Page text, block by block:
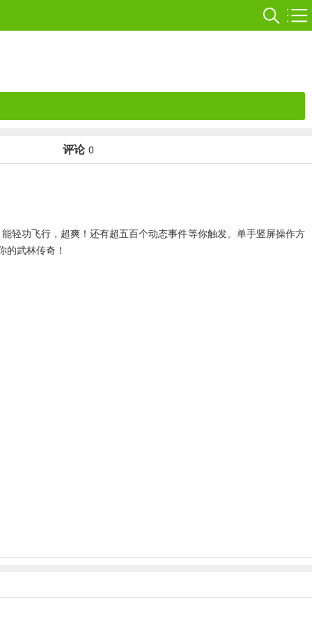
评论 0
轻功飞行，超爽！还有超五百个动态事件等你触发。单手竖屏操作方
武林传奇！